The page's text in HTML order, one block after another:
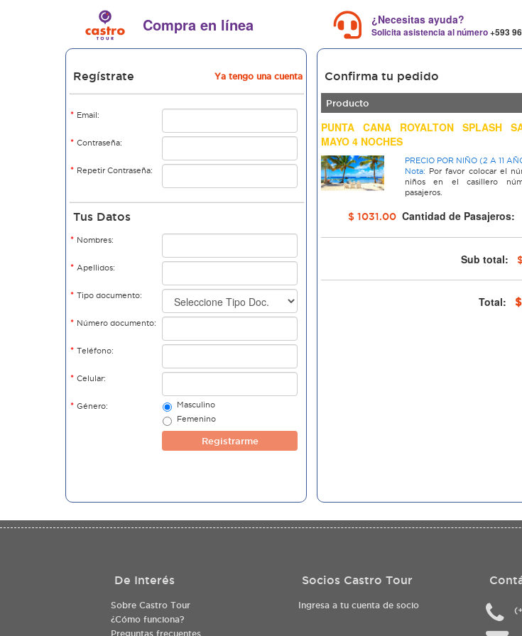
Compra en línea ¿Necesitas ayuda?
Solicita asistencia al número+593
Regístrate Ya tengo una cuenta
* Email:
* Contraseña:
* Repetir Contraseña:
Tus Datos
* Nombres:
* Apellidos:
* Tipo documento:
* Número documento:
* Teléfono:
* Celular:
* Género:
Masculino
Femenino
Registrarme
Confirma tu pedido
Producto
PUNTA CANA ROYALTON SPLASH
MAYO 4 NOCHES
PRECIO POR NIÑO (2 A 11
Nota: Por favor colocar el
niños en el casillero
pasajeros.
$ 1031.00 Cantidad de Pasajeros:
Sub total:
Total:
De Interés
Sobre Castro Tour
¿Cómo funciona?
Preguntas frecuentes
Socios Castro Tour
Ingresa a tu cuenta de socio